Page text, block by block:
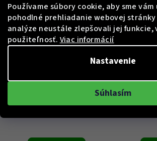
Používame súbory cookie, aby sme
pohodlné prehliadanie webovej
analýze neustále zlepšovali jej funkcie,
použiteľnosť. Viac informácií
Nastavenie
Súhlasím
CLASSIC ELEGANCE EW0663